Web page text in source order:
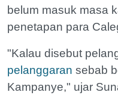
belum masuk masa
penetapan para
"Kalau disebut
pelanggaran sebab
Kampanye," ujar